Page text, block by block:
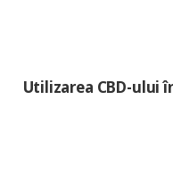
Utilizarea CBD-ului